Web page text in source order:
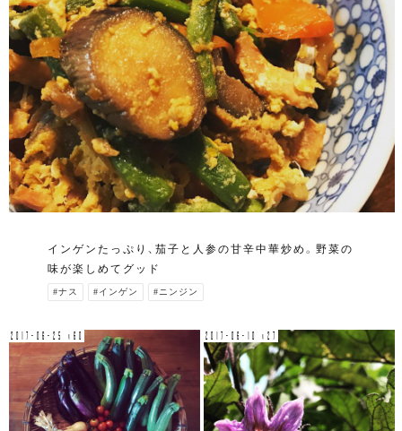
インゲンたっぷり、茄子と人参の甘辛中華炒め。野菜の
味が楽しめてグッド
#ナス #インゲン #ニンジン
2017-06-25 v60 2017-06-10 v27